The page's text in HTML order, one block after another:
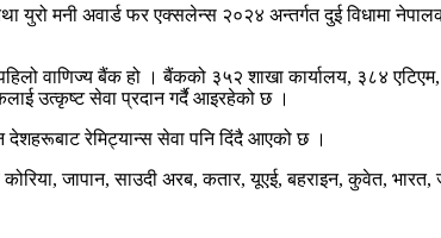
मनी अवार्ड फर एक्सलेन्स २०२४ अन्तर्गत दुई विधामा
वाणिज्य बैंक हो । बैंकको ३५२ शाखा कार्यालय, ३८४
उत्कृष्ट सेवा प्रदान गर्दै आइरहेको छ ।
देशहरूबाट रेमिट्यान्स सेवा पनि दिंदै आएको छ ।
जापान, साउदी अरब, कतार, यूएई, बहराइन, कुवेत,